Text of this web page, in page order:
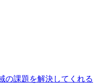
の課題を解決してくれる